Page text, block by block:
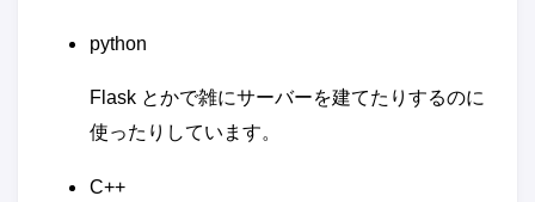
python
Flask とかで雑にサーバーを建てたりするのに
使ったりしています。
C++